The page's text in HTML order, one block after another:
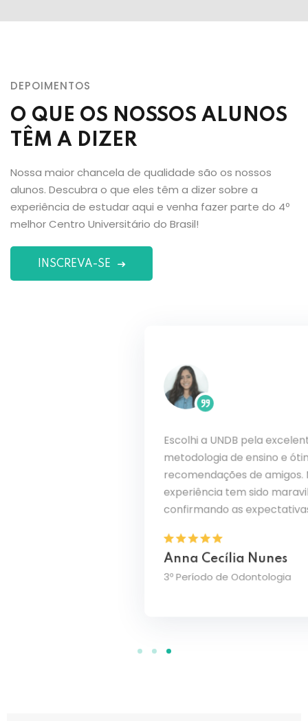
DEPOIMENTOS
O QUE OS NOSSOS ALUNOS
TÊM A DIZER
Nossa maior chancela de qualidade são os nossos
alunos. Descubra o que eles têm a dizer sobre a
experiência de estudar aqui e venha fazer parte do 4º
melhor Centro Universitário do Brasil!
INSCREVA-SE
Escolhi a UNDB pela excelente
metodologia de ensino e ótimas
recomendações de amigos. Minha
experiência tem sido maravilhosa,
confirmando as expectativas.
Anna Cecília Nunes
3º Período de Odontologia
Ouvi
curso
sinto